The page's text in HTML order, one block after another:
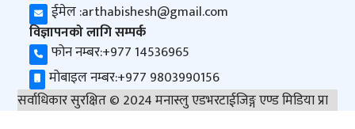
ईमेल :arthabishesh@gmail.com
विज्ञापनको लागि सम्पर्क
फोन नम्बर:+977 14536965
मोबाइल नम्बर:+977 9803990156
सर्वाधिकार सुरक्षित © 2024 मनास्लु एडभरटाईजिङ्ग एण्ड मिडिया प्रा